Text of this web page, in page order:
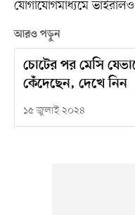
যোগাযোগমাধ্যমে
আরও পড়ুন
চোটের পর মেসি
কেঁদেছেন, দেখে নিন
১৫ জুলাই ২০২৪